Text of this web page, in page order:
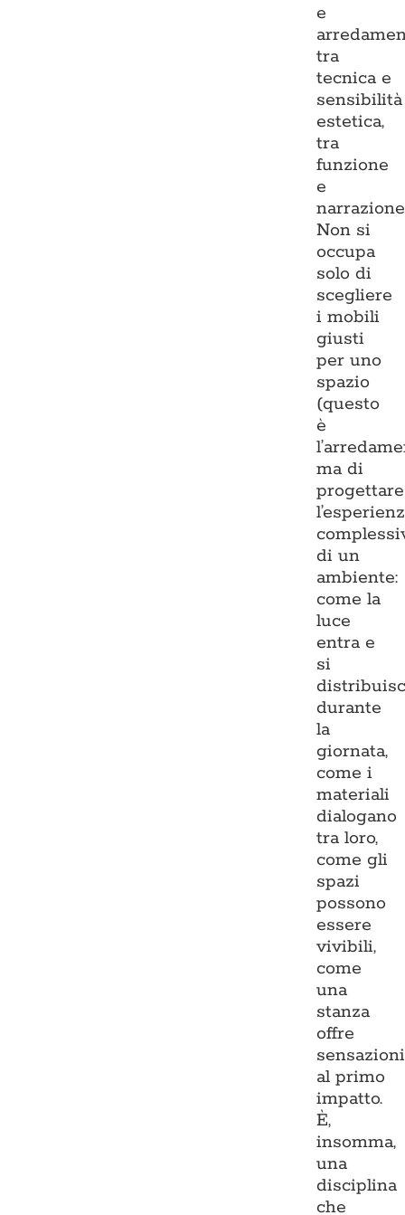
e
tra
tecnica e
sensibilità
estetica,
tra
funzione
e
Non si
occupa
solo di
scegliere
i mobili
giusti
per uno
spazio
(questo
è
ma di
progettare
di un
ambiente:
come la
luce
entra e
si
durante
la
giornata,
come i
materiali
dialogano
tra loro,
come gli
spazi
possono
essere
vivibili,
come
una
stanza
offre
sensazioni
al primo
impatto.
È,
insomma,
una
disciplina
che